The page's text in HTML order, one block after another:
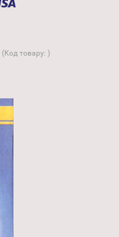
(Код товару: )